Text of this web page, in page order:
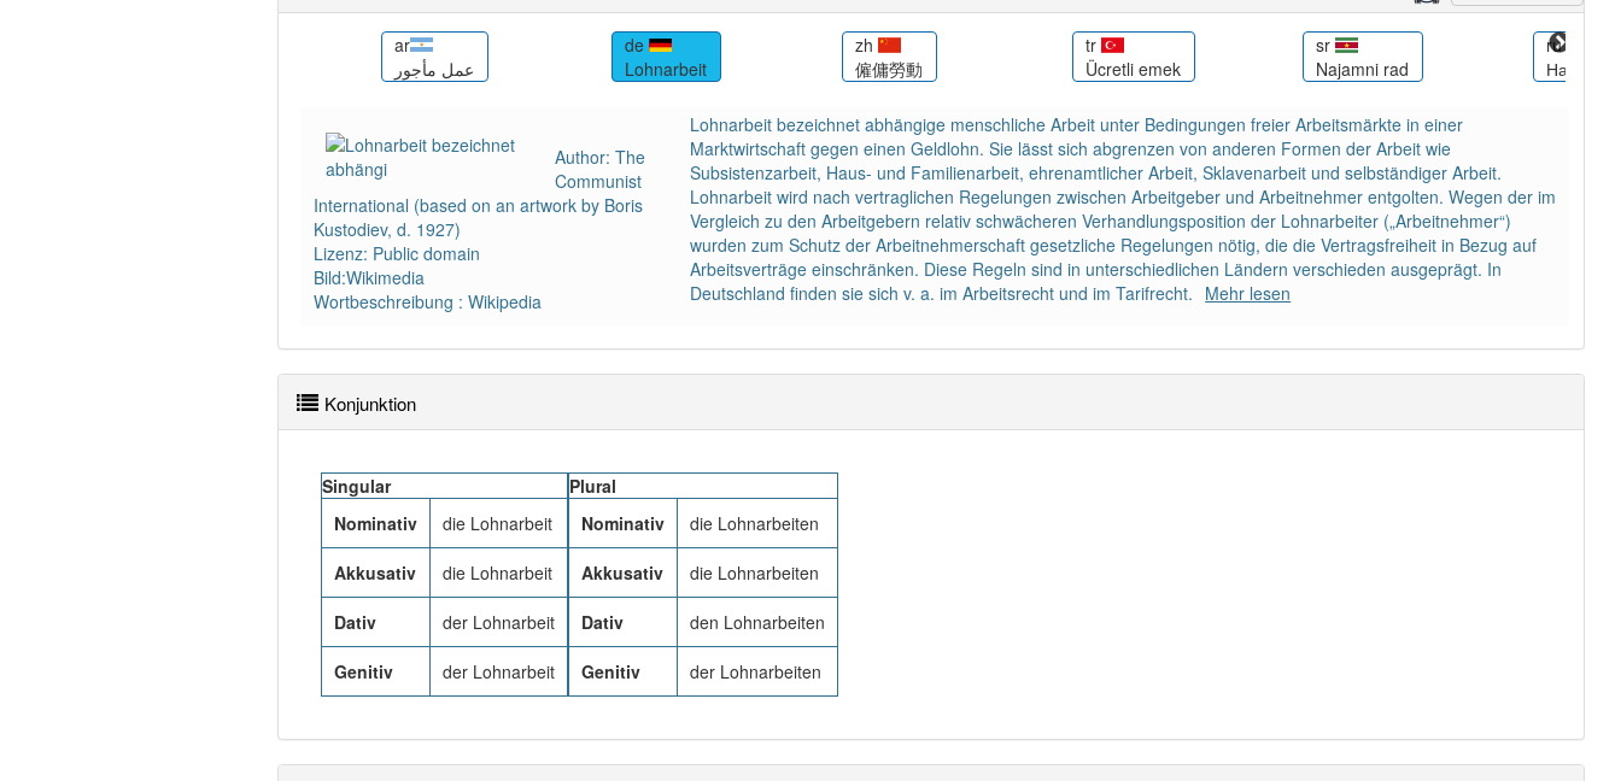
ar
عمل مأجور
de
Lohnarbeit
zh
僱傭勞動
tr
Ücretli emek
sr
Najamni rad
ru
Наёмный
Author: The
Communist
International (based on an artwork by Boris
Kustodiev, d. 1927)
Lizenz: Public domain
Bild:Wikimedia
Wortbeschreibung : Wikipedia
Lohnarbeit bezeichnet abhängige menschliche Arbeit unter Bedingungen freier Arbeitsmärkte in einer
Marktwirtschaft gegen einen Geldlohn. Sie lässt sich abgrenzen von anderen Formen der Arbeit wie
Subsistenzarbeit, Haus- und Familienarbeit, ehrenamtlicher Arbeit, Sklavenarbeit und selbständiger Arbeit.
Lohnarbeit wird nach vertraglichen Regelungen zwischen Arbeitgeber und Arbeitnehmer entgolten. Wegen der im
Vergleich zu den Arbeitgebern relativ schwächeren Verhandlungsposition der Lohnarbeiter („Arbeitnehmer“)
wurden zum Schutz der Arbeitnehmerschaft gesetzliche Regelungen nötig, die die Vertragsfreiheit in Bezug auf
Arbeitsverträge einschränken. Diese Regeln sind in unterschiedlichen Ländern verschieden ausgeprägt. In
Deutschland finden sie sich v. a. im Arbeitsrecht und im Tarifrecht. Mehr lesen
Konjunktion
Singular
Nominativ
die Lohnarbeit
Akkusativ die Lohnarbeit
Dativ der Lohnarbeit
Genitiv der Lohnarbeit
Plural
Nominativ
die Lohnarbeiten
Akkusativ die Lohnarbeiten
Dativ den Lohnarbeiten
Genitiv der Lohnarbeiten